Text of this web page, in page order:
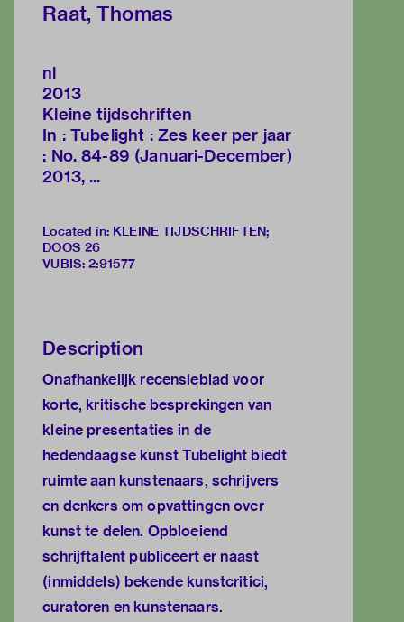
Raat, Thomas
nl
2013
Kleine tijdschriften
In : Tubelight : Zes keer per jaar
: No. 84-89 (Januari-December)
2013, ...
Located in: KLEINE TIJDSCHRIFTEN;
DOOS 26
VUBIS: 2:91577
Description
Onafhankelijk recensieblad voor
korte, kritische besprekingen van
kleine presentaties in de
hedendaagse kunst Tubelight biedt
ruimte aan kunstenaars, schrijvers
en denkers om opvattingen over
kunst te delen. Opbloeiend
schrijftalent publiceert er naast
(inmiddels) bekende kunstcritici,
curatoren en kunstenaars.